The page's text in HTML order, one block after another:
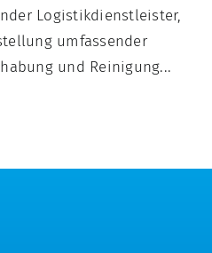
Logistikdienstleister,
umfassender
und Reinigung...